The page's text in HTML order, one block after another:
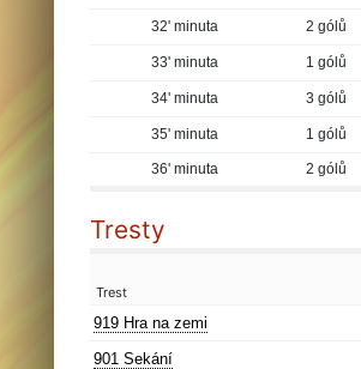
32' minuta 2 gólů
33' minuta 1 gólů
34' minuta 3 gólů
35' minuta 1 gólů
36' minuta 2 gólů
Tresty
Trest
919 Hra na zemi
901 Sekání